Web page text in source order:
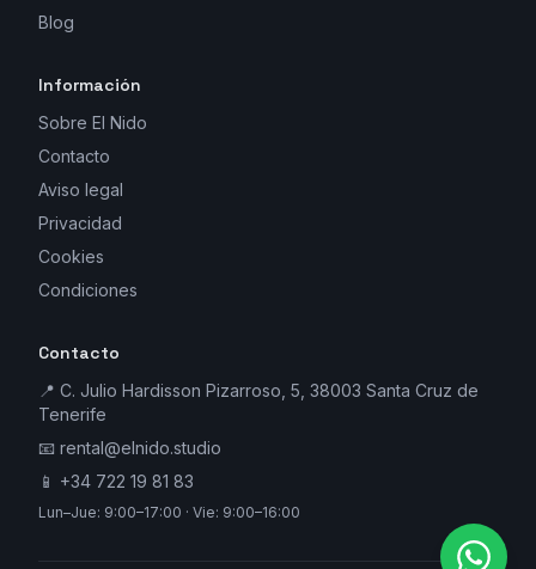
Blog
Información
Sobre El Nido
Contacto
Aviso legal
Privacidad
Cookies
Condiciones
Contacto
📍 C. Julio Hardisson Pizarroso, 5, 38003 Santa Cruz de
Tenerife
📧 rental@elnido.studio
📱 +34 722 19 81 83
Lun–Jue: 9:00–17:00 · Vie: 9:00–16:00